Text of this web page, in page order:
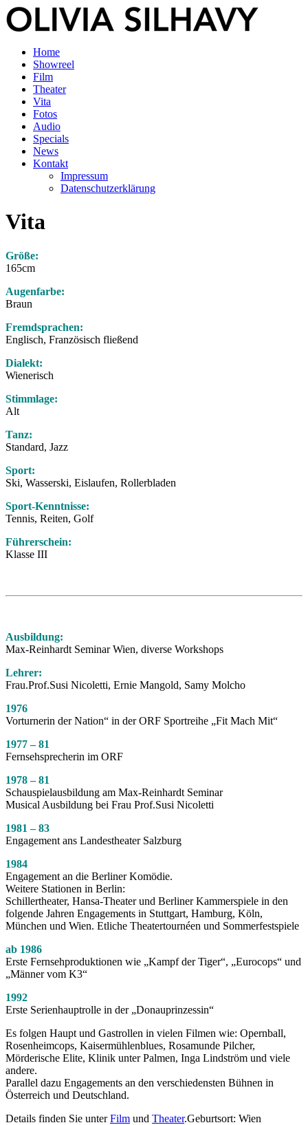
Home
Showreel
Film
Theater
Vita
Fotos
Audio
Specials
News
Kontakt
Impressum
Datenschutzerklärung
Vita
Größe:
165cm
Augenfarbe:
Braun
Fremdsprachen:
Englisch, Französisch fließend
Dialekt:
Wienerisch
Stimmlage:
Alt
Tanz:
Standard, Jazz
Sport:
Ski, Wasserski, Eislaufen, Rollerbladen
Sport-Kenntnisse:
Tennis, Reiten, Golf
Führerschein:
Klasse III
Ausbildung:
Max-Reinhardt Seminar Wien, diverse Workshops
Lehrer:
Frau.Prof.Susi Nicoletti, Ernie Mangold, Samy Molcho
1976
Vorturnerin der Nation“ in der ORF Sportreihe „Fit Mach Mit“
1977 – 81
Fernsehsprecherin im ORF
1978 – 81
Schauspielausbildung am Max-Reinhardt Seminar
Musical Ausbildung bei Frau Prof.Susi Nicoletti
1981 – 83
Engagement ans Landestheater Salzburg
1984
Engagement an die Berliner Komödie.
Weitere Stationen in Berlin:
Schillertheater, Hansa-Theater und Berliner Kammerspiele in den
folgende Jahren Engagements in Stuttgart, Hamburg, Köln,
München und Wien. Etliche Theatertournéen und Sommerfestspiele
ab 1986
Erste Fernsehproduktionen wie „Kampf der Tiger“, „Eurocops“ und
„Männer vom K3“
1992
Erste Serienhauptrolle in der „Donauprinzessin“
Es folgen Haupt und Gastrollen in vielen Filmen wie: Opernball,
Rosenheimcops, Kaisermühlenblues, Rosamunde Pilcher,
Mörderische Elite, Klinik unter Palmen, Inga Lindström und viele
andere.
Parallel dazu Engagements an den verschiedensten Bühnen in
Österreich und Deutschland.
Details finden Sie unterFilm und Theater.Geburtsort: Wien